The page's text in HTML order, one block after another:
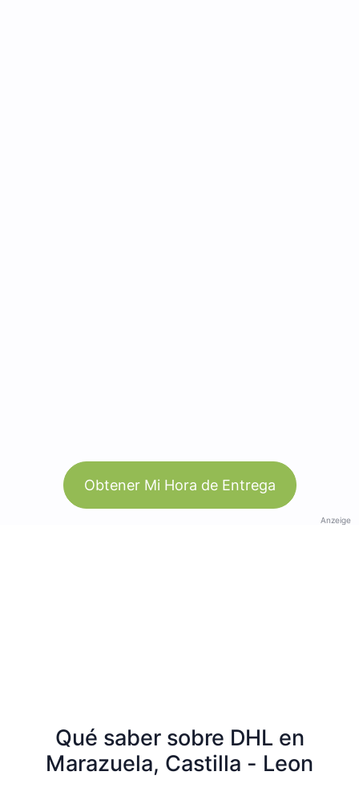
Obtener Mi Hora de Entrega
Anzeige
Qué saber sobre DHL en
Marazuela, Castilla - Leon